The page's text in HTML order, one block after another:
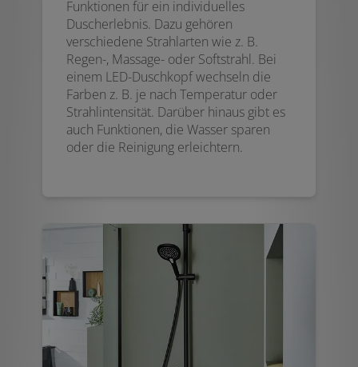
Funktionen für ein individuelles
Duscherlebnis. Dazu gehören
verschiedene Strahlarten wie z. B.
Regen-, Massage- oder Softstrahl. Bei
einem LED-Duschkopf wechseln die
Farben z. B. je nach Temperatur oder
Strahlintensität. Darüber hinaus gibt es
auch Funktionen, die Wasser sparen
oder die Reinigung erleichtern.